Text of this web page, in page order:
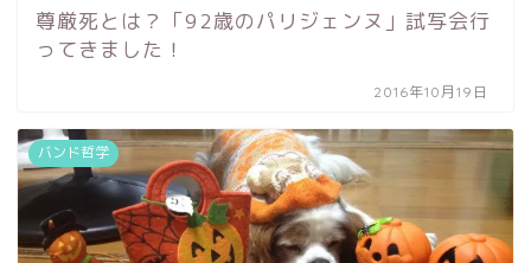
尊厳死とは？「92歳のパリジェンヌ」試写会行
ってきました！
2016年10月19日
バンド哲学